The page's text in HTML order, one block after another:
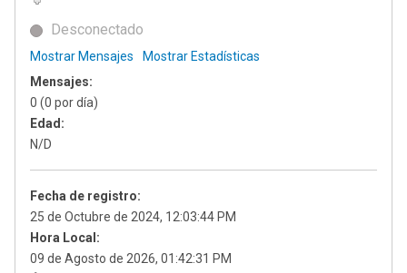
Desconectado
Mostrar Mensajes
Mostrar Estadísticas
Mensajes:
0 (0 por día)
Edad:
N/D
Fecha de registro:
25 de Octubre de 2024, 12:03:44 PM
Hora Local:
09 de Agosto de 2026, 01:42:31 PM